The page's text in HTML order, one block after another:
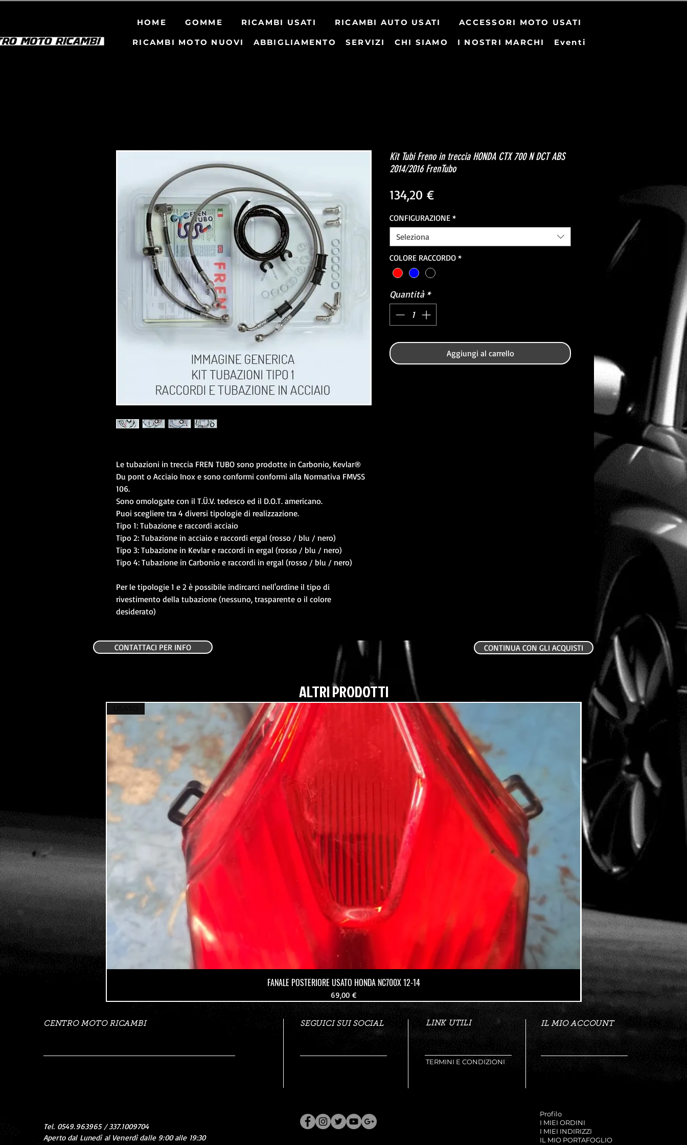
HOME GOMME RICAMBI USATI RICAMBI AUTO USATI ACCESSORI MOTO USATI
RICAMBI MOTO NUOVI ABBIGLIAMENTO SERVIZI CHI SIAMO I NOSTRI MARCHI Eventi
Le tubazioni in treccia FREN TUBO sono prodotte in Carbonio, Kevlar®
Du pont o Acciaio Inox e sono conformi conformi alla Normativa FMVSS
106.
Sono omologate con il T.Ü.V. tedesco ed il D.O.T. americano.
Puoi scegliere tra 4 diversi tipologie di realizzazione.
Tipo 1: Tubazione e raccordi acciaio
Tipo 2: Tubazione in acciaio e raccordi ergal (rosso / blu / nero)
Tipo 3: Tubazione in Kevlar e raccordi in ergal (rosso / blu / nero)
Tipo 4: Tubazione in Carbonio e raccordi in ergal (rosso / blu / nero)
Per le tipologie 1 e 2 è possibile indircarci nell'ordine il tipo di
rivestimento della tubazione (nessuno, trasparente o il colore
desiderato)
Kit Tubi Freno in treccia HONDA CTX 700 N DCT ABS
2014/2016 FrenTubo
134,20 €Prezzo
CONFIGURAZIONE *
Seleziona
COLORE RACCORDO *
Quantità *
Aggiungi al carrello
CONTATTACI PER INFO CONTINUA CON GLI ACQUISTI
FANALE POSTERIORE USATO HONDA NC700X 12-14
Prezzo
69,00 €
USATO
ALTRI PRODOTTI
CENTRO MOTO RICAMBI SEGUICI SUI SOCIAL LINK UTILI
TERMINI E CONDIZIONI
IL MIO ACCOUNT
Tel. 0549.963965 / 337.1009704
Aperto dal Lunedì al Venerdì dalle 9:00 alle 19:30
Profilo
I MIEI ORDINI
I MIEI INDIRIZZI
IL MIO PORTAFOGLIO